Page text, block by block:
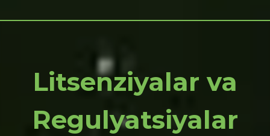
Litsenziyalar va
Regulyatsiyalar